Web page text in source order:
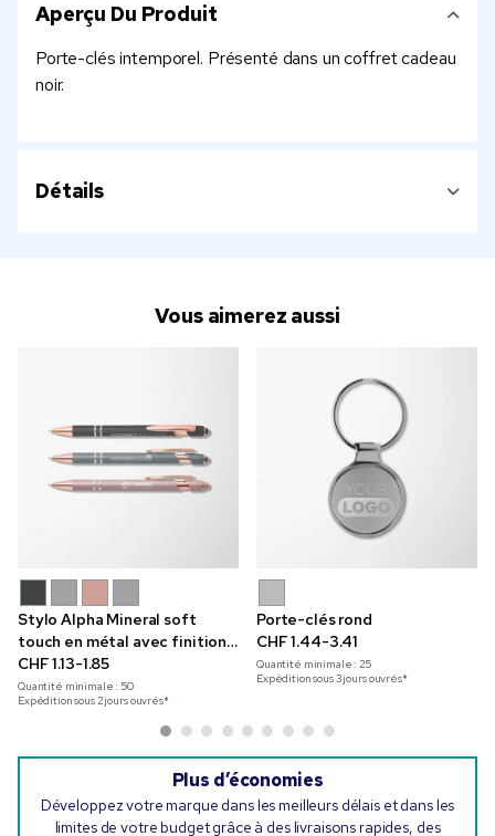
Aperçu Du Produit
Porte-clés intemporel. Présenté dans un coffret cadeau
noir.
Détails
Vous aimerez aussi
Stylo Alpha Mineral soft
touch en métal avec finition
or rose
CHF 1.13-1.85
Quantité minimale : 50
Expédition sous 2 jours ouvrés*
Porte-clés rond
CHF 1.44-3.41
Quantité minimale :25
Expédition sous 3 jours ouvrés*
Plus d’économies
Développez votre marque dans les meilleurs délais et dans les
limites de votre budget grâce à des livraisons rapides, des